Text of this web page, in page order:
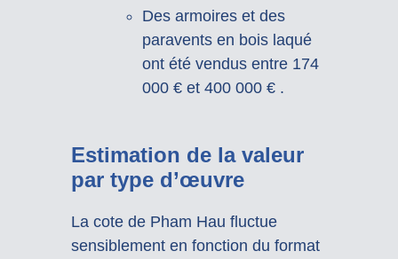
Des armoires et des
paravents en bois laqué
ont été vendus entre 174
000 € et 400 000 €.
Estimation de la valeur
par type d’œuvre
La cote de Pham Hau fluctue
sensiblement en fonction du format